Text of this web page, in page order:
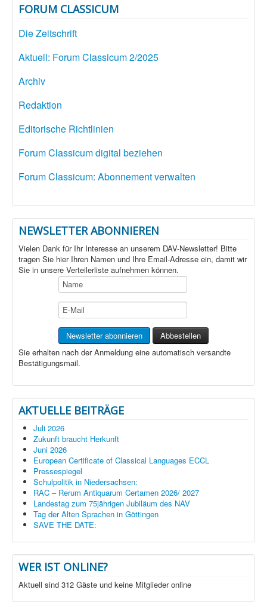
FORUM CLASSICUM
Die Zeitschrift
Aktuell: Forum Classicum 2/2025
Archiv
Redaktion
Editorische Richtlinien
Forum Classicum digital beziehen
Forum Classicum: Abonnement verwalten
NEWSLETTER ABONNIEREN
Vielen Dank für Ihr Interesse an unserem DAV-Newsletter! Bitte
tragen Sie hier Ihren Namen und Ihre Email-Adresse ein, damit wir
Sie in unsere Verteilerliste aufnehmen können.
Sie erhalten nach der Anmeldung eine automatisch versandte
Bestätigungsmail.
AKTUELLE BEITRÄGE
Juli 2026
Zukunft braucht Herkunft
Juni 2026
European Certificate of Classical Languages ECCL
Pressespiegel
Schulpolitik in Niedersachsen:
RAC – Rerum Antiquarum Certamen 2026/ 2027
Landestag zum 75jährigen Jubiläum des NAV
Tag der Alten Sprachen in Göttingen
SAVE THE DATE:
WER IST ONLINE?
Aktuell sind 312 Gäste und keine Mitglieder online